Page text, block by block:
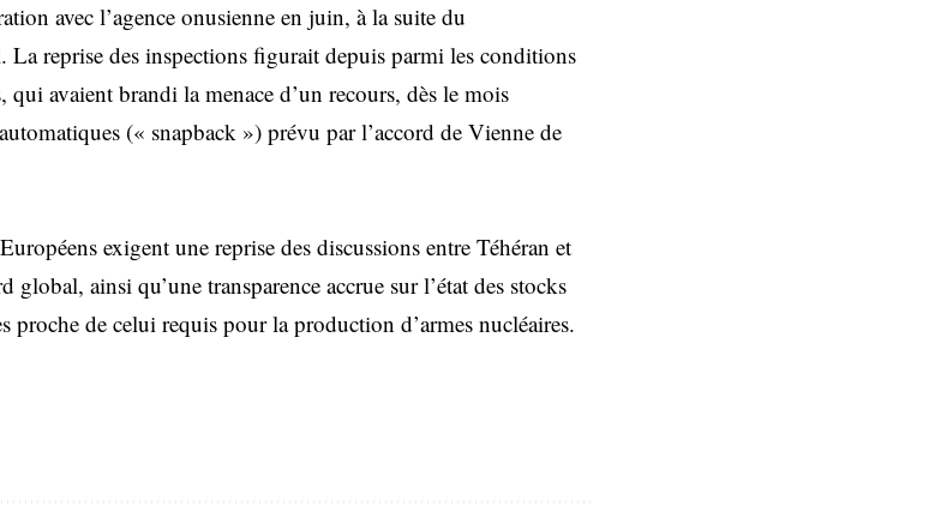
avec l’agence onusienne en juin, à la suite du
La reprise des inspections figurait depuis parmi les conditions
qui avaient brandi la menace d’un recours, dès le mois
(« snapback ») prévu par l’accord de Vienne de
exigent une reprise des discussions entre Téhéran et
ainsi qu’une transparence accrue sur l’état des stocks
proche de celui requis pour la production d’armes nucléaires.